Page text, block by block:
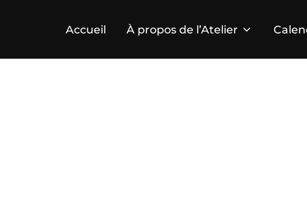
Accueil À propos de l’Atelier